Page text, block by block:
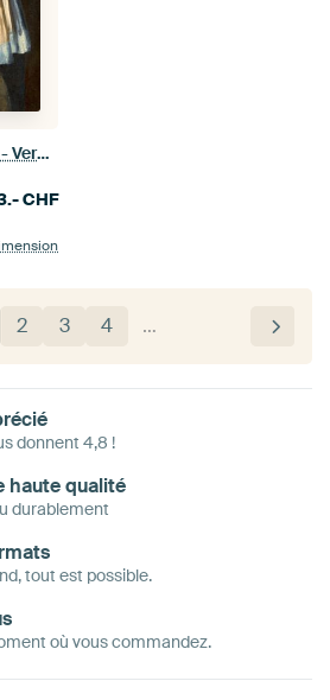
La Jeune Fille à la perle - Vermeer tableau
CHF
2 3 4 …
donnent 4,8 !
haute qualité
durablement
tout est possible.
où vous commandez.